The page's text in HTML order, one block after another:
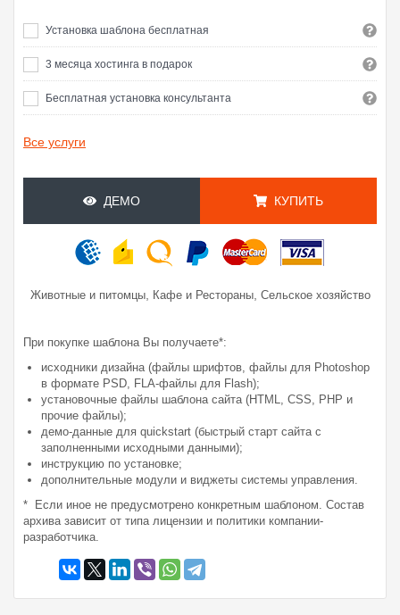
Установка шаблона бесплатная
3 месяца хостинга в подарок
Бесплатная установка консультанта
Все услуги
ДЕМО КУПИТЬ
Животные и питомцы, Кафе и Рестораны, Сельское хозяйство
При покупке шаблона Вы получаете*:
исходники дизайна (файлы шрифтов, файлы для Photoshop
в формате PSD, FLA-файлы для Flash);
установочные файлы шаблона сайта (HTML, CSS, PHP и
прочие файлы);
демо-данные для quickstart (быстрый старт сайта с
заполненными исходными данными);
инструкцию по установке;
дополнительные модули и виджеты системы управления.
* Если иное не предусмотрено конкретным шаблоном. Состав
архива зависит от типа лицензии и политики компании-
разработчика.